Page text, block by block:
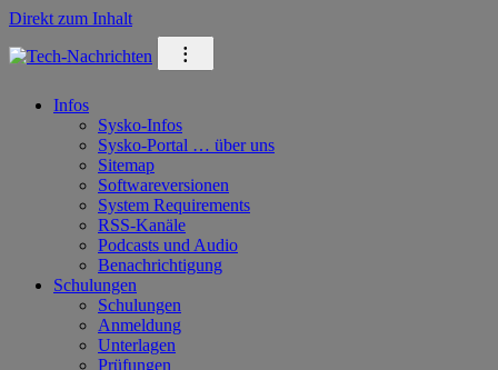
Direkt zum Inhalt
⁝
Infos
Sysko-Infos
Sysko-Portal … über uns
Sitemap
Softwareversionen
System Requirements
RSS-Kanäle
Podcasts und Audio
Benachrichtigung
Schulungen
Schulungen
Anmeldung
Unterlagen
Prüfungen